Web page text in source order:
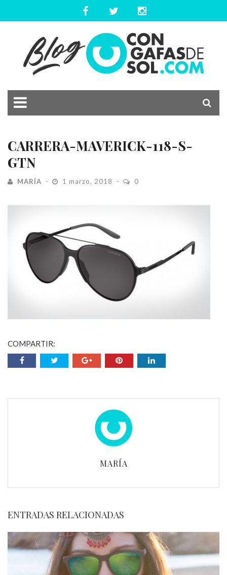
CARRERA-MAVERICK-118-S-
GTN
MARÍA 1 marzo, 2018 0
COMPARTIR:
MARÍA
ENTRADAS RELACIONADAS